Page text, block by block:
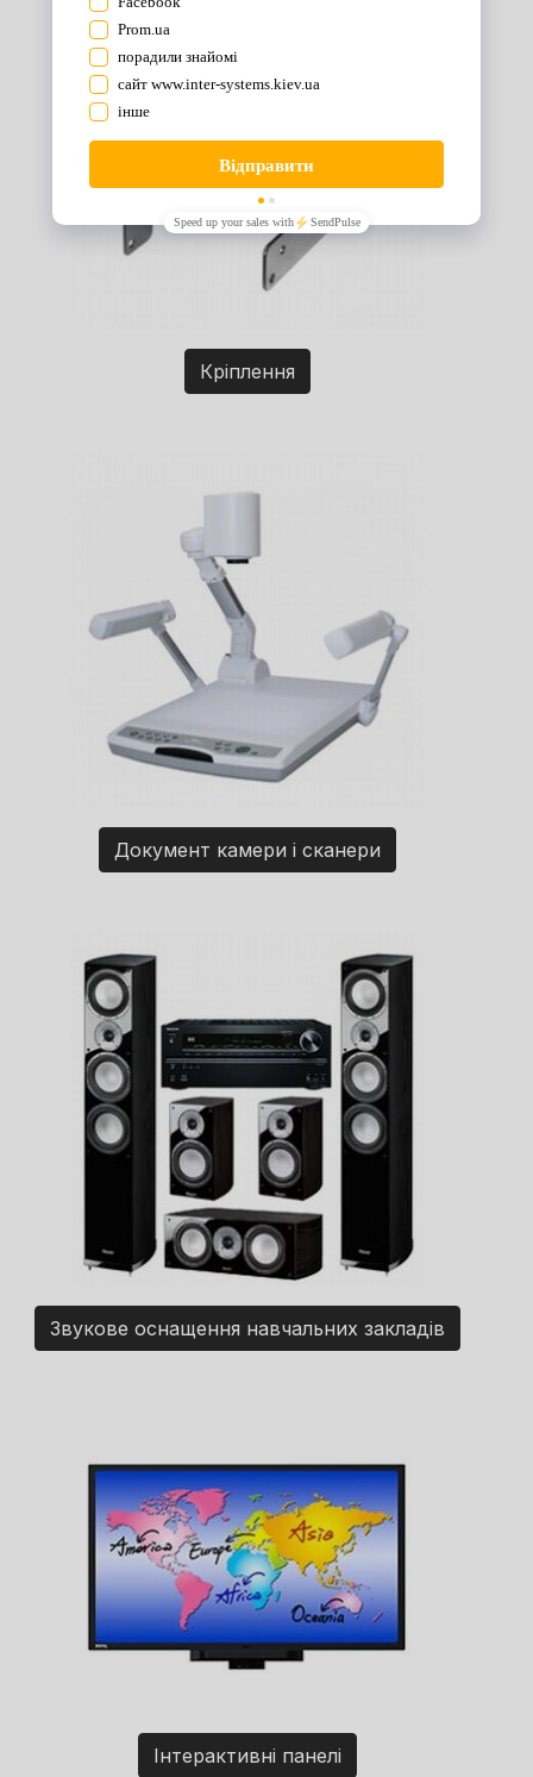
Кріплення
Документ камери і сканери
Звукове оснащення навчальних закладів
Інтерактивні панелі